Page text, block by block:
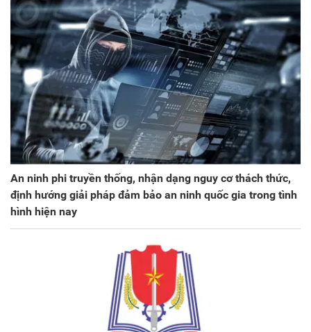
An ninh phi truyền thống, nhận dạng nguy cơ thách thức,
định hướng giải pháp đảm bảo an ninh quốc gia trong tình
hình hiện nay